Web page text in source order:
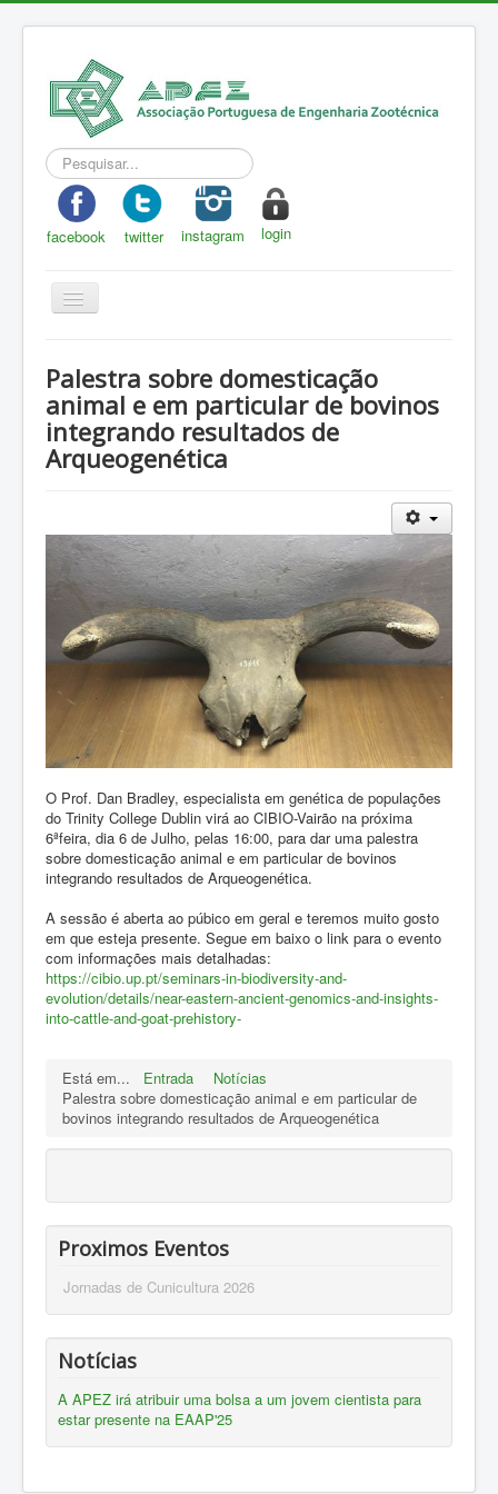
Pesquisar...
facebook twitter instagram login
Toggle
Navigation
A Zootecnia
Notícias
Eventos
RPZ
Loja
Contactos
Sócios
Palestra sobre domesticação
animal e em particular de bovinos
integrando resultados de
Arqueogenética
O Prof. Dan Bradley, especialista em genética de populações
do Trinity College Dublin virá ao CIBIO-Vairão na próxima
6ªfeira, dia 6 de Julho, pelas 16:00, para dar uma palestra
sobre domesticação animal e em particular de bovinos
integrando resultados de Arqueogenética.
A sessão é aberta ao púbico em geral e teremos muito gosto
em que esteja presente. Segue em baixo o link para o evento
com informações mais detalhadas:
https://cibio.up.pt/seminars-in-biodiversity-and-
evolution/details/near-eastern-ancient-genomics-and-insights-
into-cattle-and-goat-prehistory-
Está em... Entrada
Notícias
Palestra sobre domesticação animal e em particular de
bovinos integrando resultados de Arqueogenética
Proximos Eventos
Jornadas de Cunicultura 2026
Notícias
A APEZ irá atribuir uma bolsa a um jovem cientista para
estar presente na EAAP'25